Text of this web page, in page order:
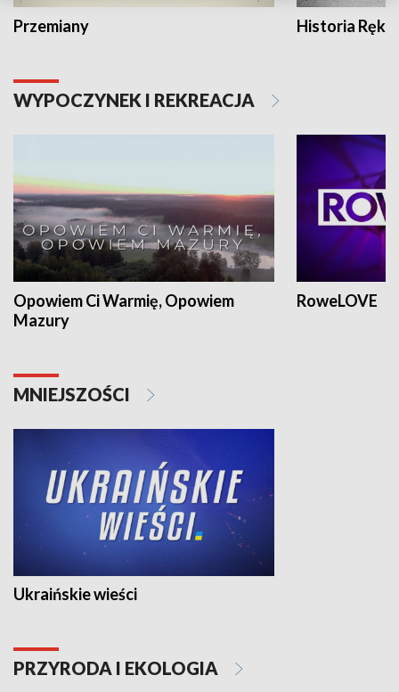
Przemiany Historia Ręką
WYPOCZYNEK I REKREACJA
Opowiem Ci Warmię, Opowiem
Mazury
RoweLOVE
MNIEJSZOŚCI
Ukraińskie wieści
PRZYRODA I EKOLOGIA